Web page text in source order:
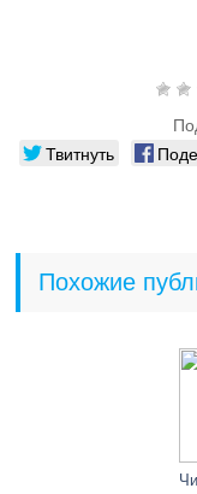
Твитнуть
Похожие